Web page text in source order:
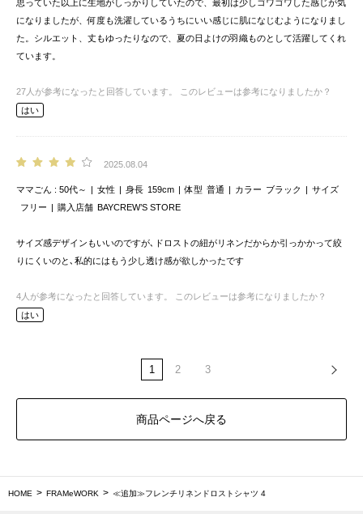
思っていた以上に生地がしっかりしていたので、最初は少しゴワゴワした感じが気
になりましたが、何度も洗濯しているうちにいい感じに肌になじむようになりまし
た。シルエット、丈もゆったりなので、夏の日よけの羽織ものとして活躍してくれ
ています。
27 人が参考になったと回答しています。
このレビューは参考になりましたか？
はい
2025.08.04
ママごん 50代～ 女性 身長 159cm 体型 普通 カラー ブラック
サイズ
フリー
購入店舗 BAYCREW’S STORE
サイズ感デザインもいいのですが､ドロストの紐がリネンだからか引っかかって絞
りにくいのと､私的にはもう少し透け感が欲しかったです
4 人が参考になったと回答しています。
このレビューは参考になりましたか？
はい
1 2 3
商品ページへ戻る
HOME FRAMeWORK ≪追加≫フレンチリネンドロストシャツ 4